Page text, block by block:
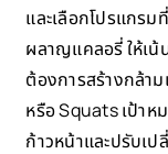
และเลือกโปรแกรม
ผลาญแคลอรี่ ให้เน้
ต้องการสร้างกล้า
หรือ Squats เป้า
ก้าวหน้าและปรับเ